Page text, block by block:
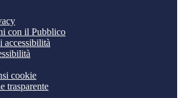
con il Pubblico
accessibilità
cookie
trasparente